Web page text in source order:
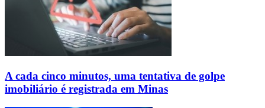
A cada cinco minutos, uma tentativa de golpe
imobiliário é registrada em Minas